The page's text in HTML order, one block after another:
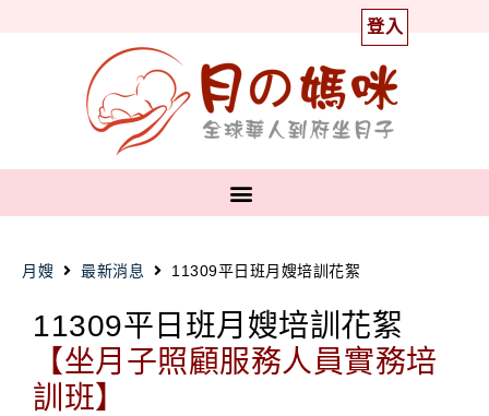
登入
月嫂 最新消息 11309平日班月嫂培訓花絮
11309平日班月嫂培訓花絮
【坐月子照顧服務人員實務培
訓班】